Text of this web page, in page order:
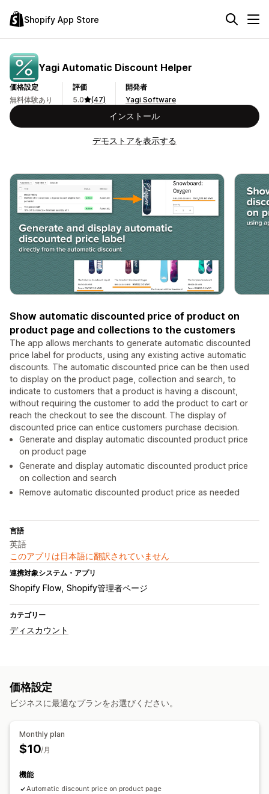
Shopify App Store
Yagi Automatic Discount Helper
価格設定
無料体験あり
評価
5.0
(47)
開発者
Yagi Software
インストール
デモストアを表示する
Show automatic discounted price of product on
product page and collections to the customers
The app allows merchants to generate automatic discounted
price label for products, using any existing active automatic
discounts. The automatic discounted price can be then used
to display on the product page, collection and search, to
indicate to customers that a product is having a discount,
without requiring the customer to add the product to cart or
reach the checkout to see the discount. The display of
discounted price can entice customers purchase decision.
Generate and display automatic discounted product price
on product page
Generate and display automatic discounted product price
on collection and search
Remove automatic discounted product price as needed
言語
英語
このアプリは日本語に翻訳されていません
連携対象システム・アプリ
Shopify Flow Shopify管理者ページ
カテゴリー
ディスカウント
価格設定
ビジネスに最適なプランをお選びください。
Monthly plan
$10/月
機能
Automatic discount price on product page